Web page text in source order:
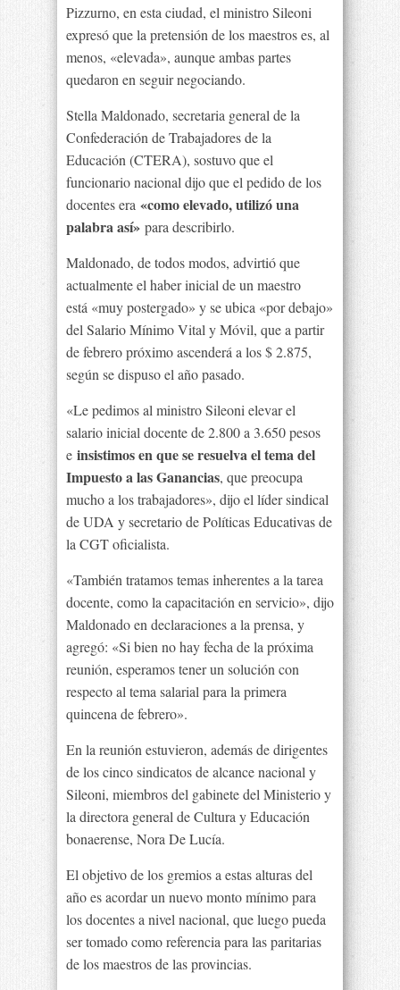
Pizzurno, en esta ciudad, el ministro Sileoni
expresó que la pretensión de los maestros es, al
menos, «elevada», aunque ambas partes
quedaron en seguir negociando.
Stella Maldonado, secretaria general de la
Confederación de Trabajadores de la
Educación (CTERA), sostuvo que el
funcionario nacional dijo que el pedido de los
docentes era «como elevado, utilizó una
palabra así» para describirlo.
Maldonado, de todos modos, advirtió que
actualmente el haber inicial de un maestro
está «muy postergado» y se ubica «por debajo»
del Salario Mínimo Vital y Móvil, que a partir
de febrero próximo ascenderá a los $ 2.875,
según se dispuso el año pasado.
«Le pedimos al ministro Sileoni elevar el
salario inicial docente de 2.800 a 3.650 pesos
e insistimos en que se resuelva el tema del
Impuesto a las Ganancias, que preocupa
mucho a los trabajadores», dijo el líder sindical
de UDA y secretario de Políticas Educativas de
la CGT oficialista.
«También tratamos temas inherentes a la tarea
docente, como la capacitación en servicio», dijo
Maldonado en declaraciones a la prensa, y
agregó: «Si bien no hay fecha de la próxima
reunión, esperamos tener un solución con
respecto al tema salarial para la primera
quincena de febrero».
En la reunión estuvieron, además de dirigentes
de los cinco sindicatos de alcance nacional y
Sileoni, miembros del gabinete del Ministerio y
la directora general de Cultura y Educación
bonaerense, Nora De Lucía.
El objetivo de los gremios a estas alturas del
año es acordar un nuevo monto mínimo para
los docentes a nivel nacional, que luego pueda
ser tomado como referencia para las paritarias
de los maestros de las provincias.